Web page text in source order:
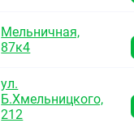
Мельничная,
87к4
ул.
Б.Хмельницкого,
212